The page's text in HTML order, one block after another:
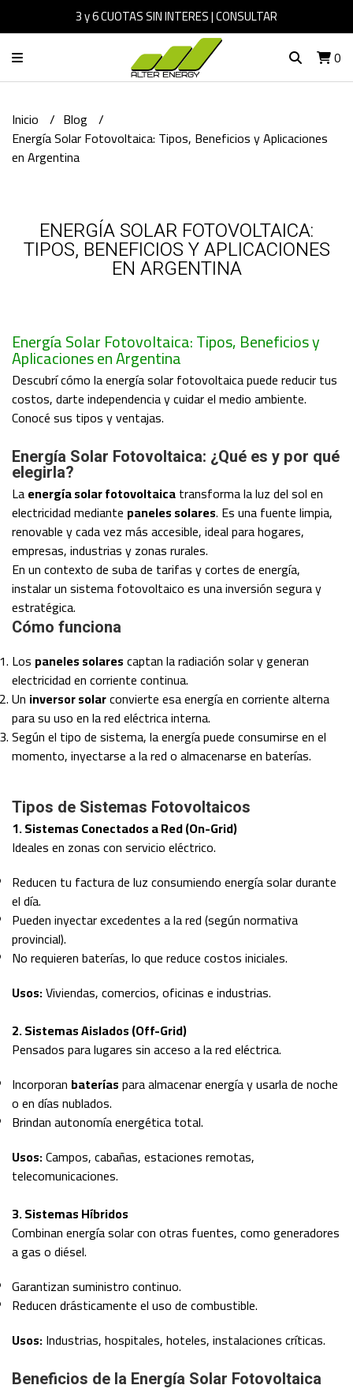
3 y 6 CUOTAS SIN INTERES | CONSULTAR
0
Inicio
Blog
Energía Solar Fotovoltaica: Tipos, Beneficios y Aplicaciones
en Argentina
ENERGÍA SOLAR FOTOVOLTAICA:
TIPOS, BENEFICIOS Y APLICACIONES
EN ARGENTINA
Energía Solar Fotovoltaica: Tipos, Beneficios y
Aplicaciones en Argentina
Descubrí cómo la energía solar fotovoltaica puede reducir tus
costos, darte independencia y cuidar el medio ambiente.
Conocé sus tipos y ventajas.
Energía Solar Fotovoltaica: ¿Qué es y por qué
elegirla?
Laenergía solar fotovoltaicatransforma la luz del sol en
electricidad mediante paneles solares. Es una fuente limpia,
renovable y cada vez más accesible, ideal para hogares,
empresas, industrias y zonas rurales.
En un contexto de suba de tarifas y cortes de energía,
instalar un sistema fotovoltaico es una inversión segura y
estratégica.
Cómo funciona
Los paneles solarescaptan la radiación solar y generan
electricidad en corriente continua.
Un inversor solarconvierte esa energía en corriente alterna
para su uso en la red eléctrica interna.
Según el tipo de sistema, la energía puede consumirse en el
momento, inyectarse a la red o almacenarse en baterías.
Tipos de Sistemas Fotovoltaicos
1. Sistemas Conectados a Red (On-Grid)
Ideales en zonas con servicio eléctrico.
Reducen tu factura de luz consumiendo energía solar durante
el día.
Pueden inyectar excedentes a la red (según normativa
provincial).
No requieren baterías, lo que reduce costos iniciales.
Usos:Viviendas, comercios, oficinas e industrias.
2. Sistemas Aislados (Off-Grid)
Pensados para lugares sin acceso a la red eléctrica.
Incorporan bateríaspara almacenar energía y usarla de noche
o en días nublados.
Brindan autonomía energética total.
Usos:Campos, cabañas, estaciones remotas,
telecomunicaciones.
3. Sistemas Híbridos
Combinan energía solar con otras fuentes, como generadores
a gas o diésel.
Garantizan suministro continuo.
Reducen drásticamente el uso de combustible.
Usos:Industrias, hospitales, hoteles, instalaciones críticas.
Beneficios de la Energía Solar Fotovoltaica